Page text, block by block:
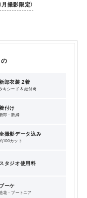
撮影限定）
郎衣装 2着
タキシード & 紋付袴
付け
郎・新婦
撮影データ込み
100カット
スタジオ使用料
ブーケ
花・ブートニア